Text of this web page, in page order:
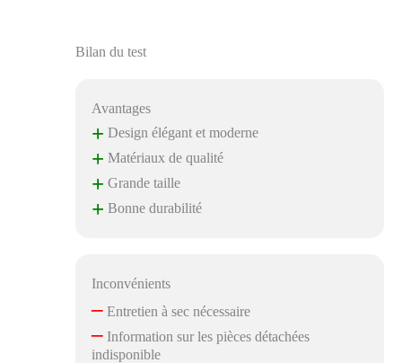
Bilan du test
Avantages
+ Design élégant et moderne
+ Matériaux de qualité
+ Grande taille
+ Bonne durabilité
Inconvénients
–Entretien à sec nécessaire
–Information sur les pièces détachées
indisponible